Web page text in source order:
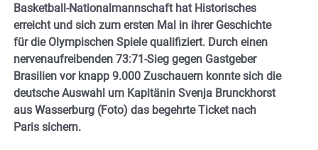
Basketball-Nationalmannschaft hat Historisches
erreicht und sich zum ersten Mal in ihrer Geschichte
für die Olympischen Spiele qualifiziert. Durch einen
nervenaufreibenden 73:71-Sieg gegen Gastgeber
Brasilien vor knapp 9.000 Zuschauern konnte sich die
deutsche Auswahl um Kapitänin Svenja Brunckhorst
aus Wasserburg (Foto) das begehrte Ticket nach
Paris sichern.